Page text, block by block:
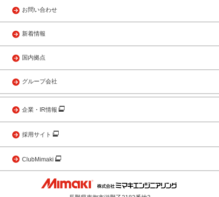
お問い合わせ
新着情報
国内拠点
グループ会社
企業・IR情報
採用サイト
ClubMimaki